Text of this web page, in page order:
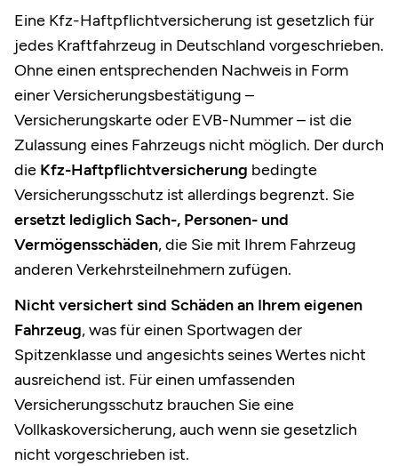
Eine Kfz-Haftpflichtversicherung ist gesetzlich für
jedes Kraftfahrzeug in Deutschland vorgeschrieben.
Ohne einen entsprechenden Nachweis in Form
einer Versicherungsbestätigung –
Versicherungskarte oder EVB-Nummer – ist die
Zulassung eines Fahrzeugs nicht möglich. Der durch
die Kfz-Haftpflichtversicherung bedingte
Versicherungsschutz ist allerdings begrenzt. Sie
ersetzt lediglich Sach-, Personen- und
Vermögensschäden, die Sie mit Ihrem Fahrzeug
anderen Verkehrsteilnehmern zufügen.
Nicht versichert sind Schäden an Ihrem eigenen
Fahrzeug, was für einen Sportwagen der
Spitzenklasse und angesichts seines Wertes nicht
ausreichend ist. Für einen umfassenden
Versicherungsschutz brauchen Sie eine
Vollkaskoversicherung, auch wenn sie gesetzlich
nicht vorgeschrieben ist.